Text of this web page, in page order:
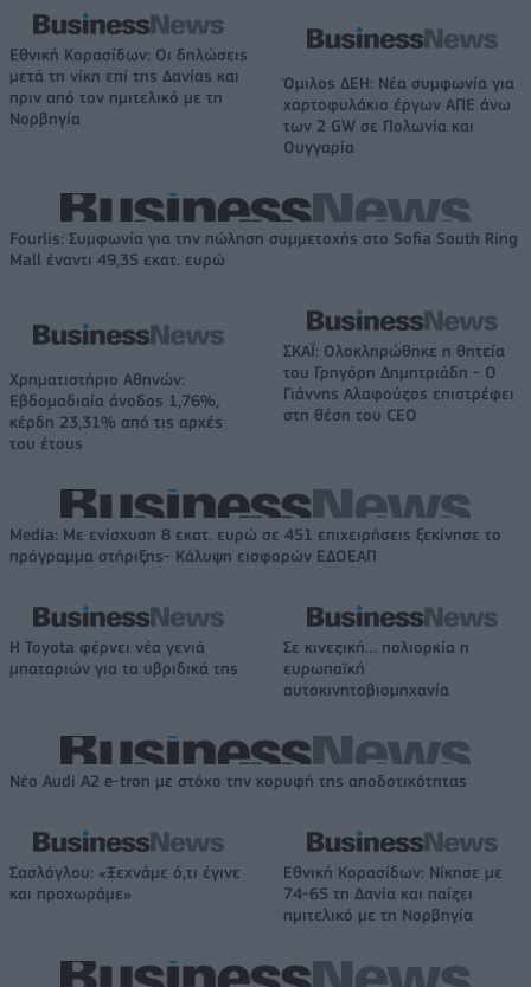
Εθνική Κορασίδων: Οι δηλώσεις
μετά τη νίκη επί της Δανίας και
πριν από τον ημιτελικό με τη
Νορβηγία
Όμιλος ΔΕΗ: Νέα συμφωνία για
χαρτοφυλάκιο έργων ΑΠΕ άνω
των 2 GW σε Πολωνία και
Ουγγαρία
Fourlis: Συμφωνία για την πώληση συμμετοχής στο Sofia South Ring
Mall έναντι 49,35 εκατ. ευρώ
Χρηματιστήριο Αθηνών:
Εβδομαδιαία άνοδος 1,76%,
κέρδη 23,31% από τις αρχές
του έτους
ΣΚΑΪ: Ολοκληρώθηκε η θητεία
του Γρηγόρη Δημητριάδη - Ο
Γιάννης Αλαφούζος επιστρέφει
στη θέση του CEO
Media: Με ενίσχυση 8 εκατ. ευρώ σε 451 επιχειρήσεις ξεκίνησε το
πρόγραμμα στήριξης- Κάλυψη εισφορών ΕΔΟΕΑΠ
Η Toyota φέρνει νέα γενιά
μπαταριών για τα υβριδικά της
Σε κινεζική… πολιορκία η
ευρωπαϊκή
αυτοκινητοβιομηχανία
Νέο Audi A2 e-tron με στόχο την κορυφή της αποδοτικότητας
Σασλόγλου: «Ξεχνάμε ό,τι έγινε
και προχωράμε»
Εθνική Κορασίδων: Νίκησε με
74-65 τη Δανία και παίζει
ημιτελικό με τη Νορβηγία